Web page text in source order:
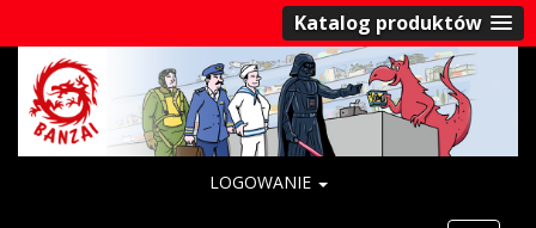
Katalog produktów
LOGOWANIE